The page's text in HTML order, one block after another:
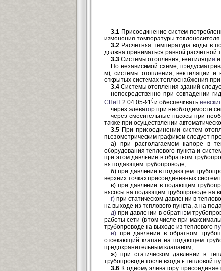
3.1 Присоединение систем
изменения температуры теплоносителя
3.2 Расчетная температура воды в
должна приниматься равной
3.3 Системы отопления, вентиляции и
По независимой схеме,
м); системы отопления, вентиляции и
открытых системах теплоснабжения при
3.4 Системы отопления зданий
непосредственно при совпадении
СНиП 2.04.05-91 ( и обеспечивать
через элеватор при необходимости
через смесительные насосы при
также при осуществлении
3.5 При присоединении систем
пьезометрическим графиком следует
а) при располагаемом напоре в
оборудования теплового пункта и
при этом давление в обратном
на подающем трубопроводе;
б) при давлении в подающем
верхних точках присоединенных
в) при давлении в подающем
насосы на подающем трубопроводе на
г) при статическом давлении в
на выходе из теплового пункта, а на
д) при давлении в обратном
работы сети (в том числе при
трубопроводе на выходе из теплового пу
е) при давлении в обратном
отсекающий клапан на подающем
предохранительным клапаном;
ж) при статическом давлении в
трубопроводе после входа в тепловой
3.6 К одному элеватору